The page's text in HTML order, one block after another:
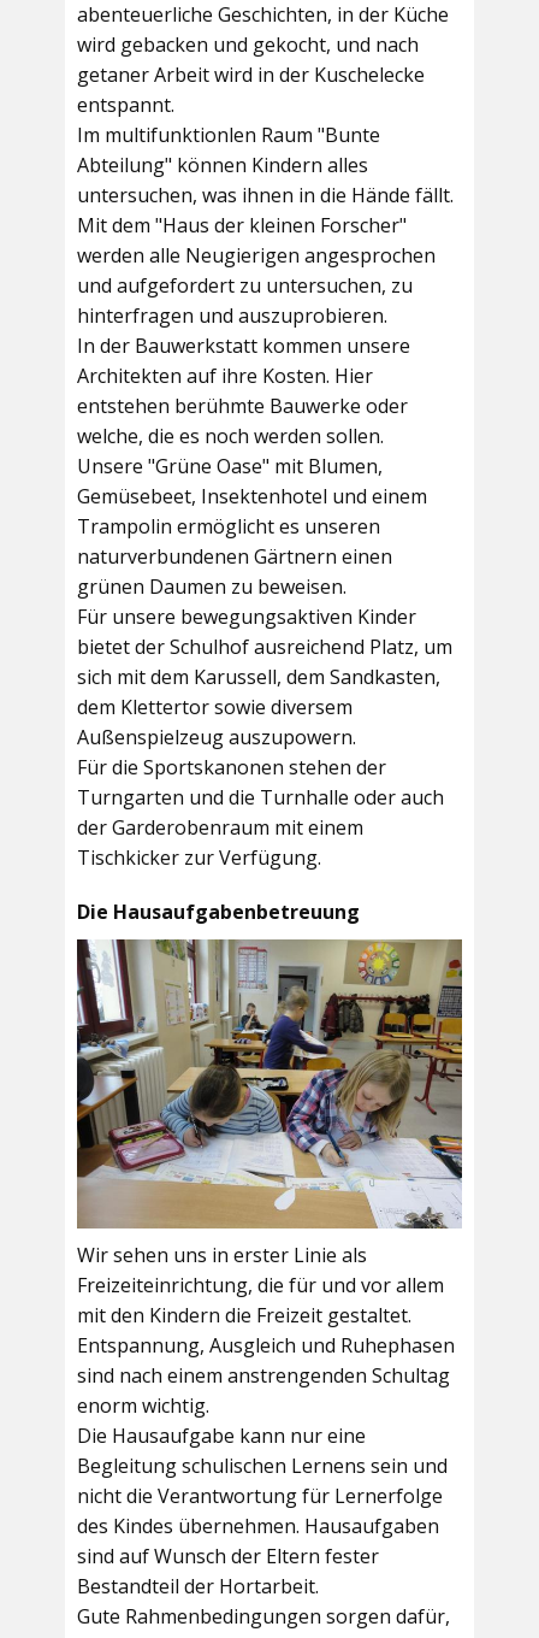
abenteuerliche Geschichten, in der Küche
wird gebacken und gekocht, und nach
getaner Arbeit wird in der Kuschelecke
entspannt.
Im multifunktionlen Raum "Bunte
Abteilung" können Kindern alles
untersuchen, was ihnen in die Hände fällt.
Mit dem "Haus der kleinen Forscher"
werden alle Neugierigen angesprochen
und aufgefordert zu untersuchen, zu
hinterfragen und auszuprobieren.
In der Bauwerkstatt kommen unsere
Architekten auf ihre Kosten. Hier
entstehen berühmte Bauwerke oder
welche, die es noch werden sollen.
Unsere "Grüne Oase" mit Blumen,
Gemüsebeet, Insektenhotel und einem
Trampolin ermöglicht es unseren
naturverbundenen Gärtnern einen
grünen Daumen zu beweisen.
Für unsere bewegungsaktiven Kinder
bietet derSchulhofausreichend Platz, um
sich mit dem Karussell, dem Sandkasten,
dem Klettertor sowie diversem
Außenspielzeug auszupowern.
Für die Sportskanonen stehen der
Turngarten und die Turnhalle oder auch
derGarderobenraum mit einem
Tischkicker zur Verfügung.
Die Hausaufgabenbetreuung
Wir sehen uns in erster Linie als
Freizeiteinrichtung, die für und vor allem
mit den Kindern die Freizeit gestaltet.
Entspannung, Ausgleich und Ruhephasen
sind nach einem anstrengenden Schultag
enorm wichtig.
Die Hausaufgabe kann nur eine
Begleitung schulischen Lernens sein und
nicht die Verantwortung für Lernerfolge
des Kindes übernehmen. Hausaufgaben
sind auf Wunsch der Eltern fester
Bestandteil der Hortarbeit.
Gute Rahmenbedingungen sorgen dafür,